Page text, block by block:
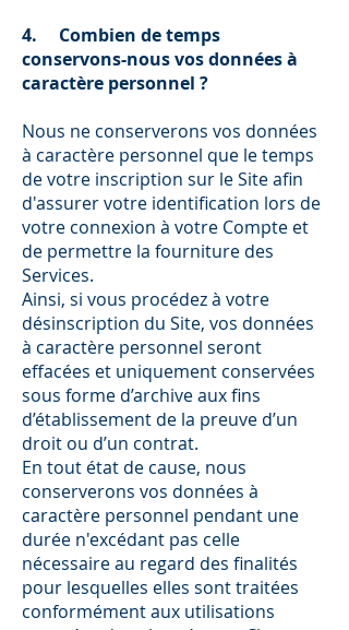
4. Combien de temps
conservons-nous vos données à
caractère personnel ?
Nous ne conserverons vos données
à caractère personnel que le temps
de votre inscription sur le Site afin
d'assurer votre identification lors de
votre connexion à votre Compte et
de permettre la fourniture des
Services.
Ainsi, si vous procédez à votre
désinscription du Site, vos données
à caractère personnel seront
effacées et uniquement conservées
sous forme d’archive aux fins
d’établissement de la preuve d’un
droit ou d’un contrat.
En tout état de cause, nous
conserverons vos données à
caractère personnel pendant une
durée n'excédant pas celle
nécessaire au regard des finalités
pour lesquelles elles sont traitées
conformément aux utilisations